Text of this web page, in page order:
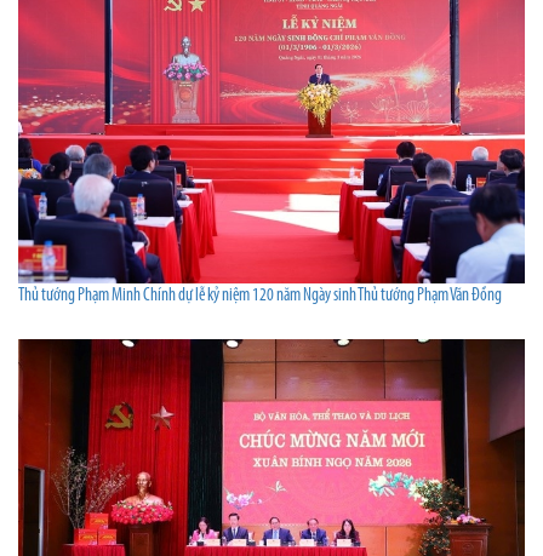
Thủ tướng Phạm Minh Chính dự lễ kỷ niệm 120 năm Ngày sinh Thủ tướng Phạm Văn Đồng